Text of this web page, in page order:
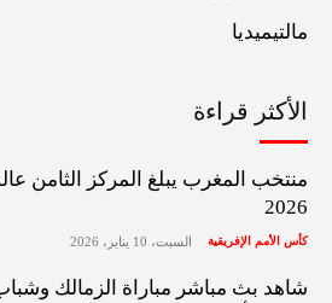
مالتيميديا
الأكثر قراءة
منتخب المغرب يبلغ المركز الثامن
2026
كأس الأمم الإفريقية السبت، 10 يناير، 2026
شاهد بث مباشر مباراة الزمالك